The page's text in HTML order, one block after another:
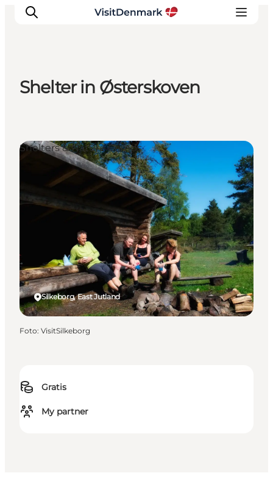
Wat te doen
Accommodaties
Plan je reis
Shelter in Østerskoven
Gratis
My partner
Silkeborg, East Jutland
Shelters & Nature Camps
Foto: VisitSilkeborg